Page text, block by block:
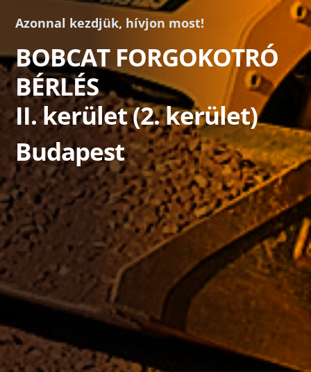
Azonnal kezdjük, hívjon most!
BOBCAT FORGOKOTRÓ
BÉRLÉS
II. kerület (2. kerület)
Budapest